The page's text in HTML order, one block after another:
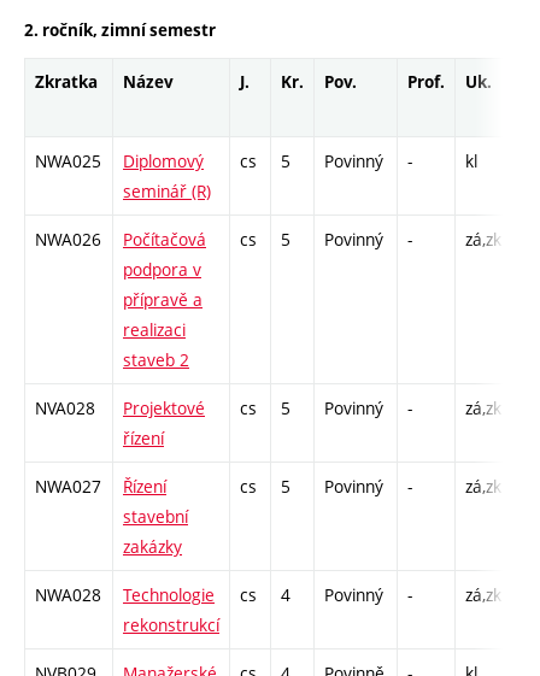
2. ročník, zimní semestr
Zkratka Název J. Kr. Pov. Prof. Uk.
NWA025
Diplomový
seminář (R)
cs 5 Povinný - kl
NWA026
Počítačová
podpora v
přípravě a
realizaci
staveb 2
cs 5 Povinný - zá,zk
NVA028
Projektové
řízení
cs 5 Povinný - zá,zk
NWA027
Řízení
stavební
zakázky
cs 5 Povinný - zá,zk
NWA028
Technologie
rekonstrukcí
cs 4 Povinný - zá,zk